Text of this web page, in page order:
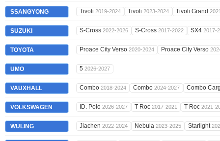
SSANGYONG Tivoli 2019-2024 Tivoli 2023-2024 Tivoli Grand
SUZUKI S-Cross 2022-2026 S-Cross 2017-2022 SX4 2017-
TOYOTA Proace City Verso 2020-2024 Proace City Verso
UMO 5 2026-2027
VAUXHALL Combo 2018-2024 Combo 2024-2027 Combo
VOLKSWAGEN ID. Polo 2026-2027 T-Roc 2017-2021 T-Roc 2021-
WULING Jiachen 2022-2024 Nebula 2023-2025 Starlight